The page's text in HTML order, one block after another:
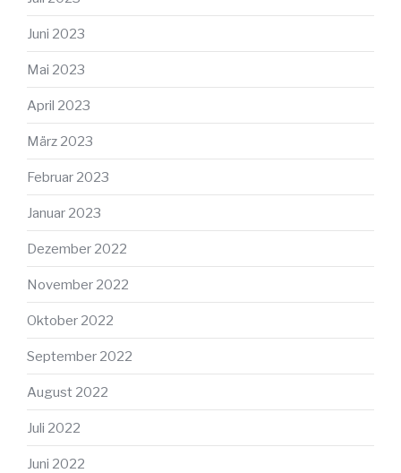
Juni 2023
Mai 2023
April 2023
März 2023
Februar 2023
Januar 2023
Dezember 2022
November 2022
Oktober 2022
September 2022
August 2022
Juli 2022
Juni 2022